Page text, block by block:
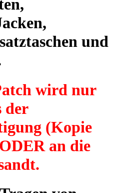
und
wird nur
der
(Kopie
an die